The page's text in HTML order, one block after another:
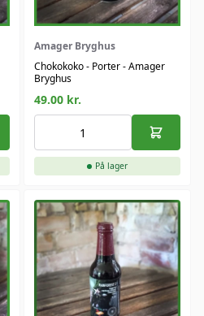
Amager Bryghus
Chokokoko - Porter - Amager
Bryghus
49.00 kr.
På lager